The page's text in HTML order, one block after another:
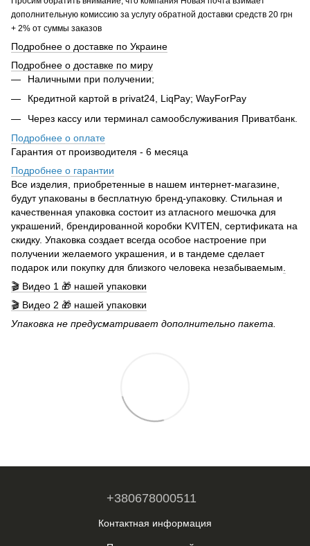
дополнительную комиссию за услугу обратной доставки средств 20 грн
+ 2% от суммы заказов
Подробнее о доставке по Украине
Подробнее о доставке по миру
Наличными при получении;
Кредитной картой в privat24, LiqPay; WayForPay
Через кассу или терминал самообслуживания Приватбанк.
Подробнее о оплате
Гарантия от производителя - 6 месяца
Подробнее о гарантии
Все изделия, приобретенные в нашем интернет-магазине,
будут упакованы в бесплатную бренд-упаковку. Стильная и
качественная упаковка состоит из атласного мешочка для
украшений, брендированной коробки KVITEN, сертификата на
скидку. Упаковка создает всегда особое настроение при
получении желаемого украшения, и в тандеме сделает
подарок или покупку для близкого человека незабываемым
🎬 Видео 1 🎁 нашей упаковки
🎬 Видео 2 🎁 нашей упаковки
Упаковка не предусматривает дополнительно пакета.
+380678000511
Контактная информация